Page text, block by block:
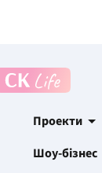
Проекти
Шоу-бізнес